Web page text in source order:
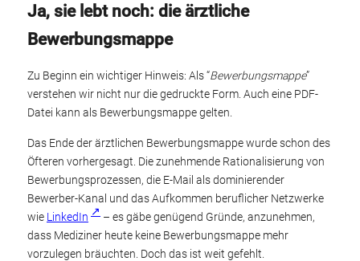
Ja, sie lebt noch: die ärztliche
Bewerbungsmappe
Zu Beginn ein wichtiger Hinweis: Als “Bewerbungsmappe”
verstehen wir nicht nur die gedruckte Form. Auch eine PDF-
Datei kann als Bewerbungsmappe gelten.
Das Ende der ärztlichen Bewerbungsmappe wurde schon des
Öfteren vorhergesagt. Die zunehmende Rationalisierung von
Bewerbungsprozessen, die E-Mail als dominierender
Bewerber-Kanal und das Aufkommen beruflicher Netzwerke
wie LinkedIn
– es gäbe genügend Gründe, anzunehmen,
dass Mediziner heute keine Bewerbungsmappe mehr
vorzulegen bräuchten. Doch das ist weit gefehlt.